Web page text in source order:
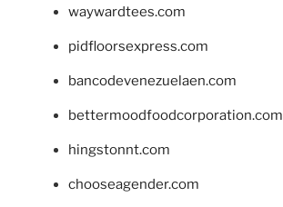
waywardtees.com
pidfloorsexpress.com
bancodevenezuelaen.com
bettermoodfoodcorporation.com
hingstonnt.com
chooseagender.com